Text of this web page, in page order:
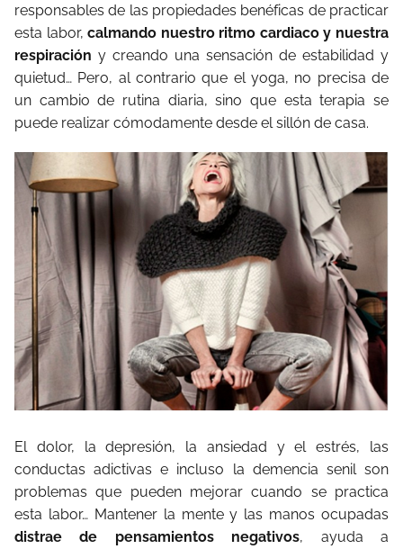
responsables de las propiedades benéficas de practicar
esta labor,calmando nuestro ritmo cardiaco y nuestra
respiración y creando una sensación de estabilidad y
quietud… Pero, al contrario que el yoga, no precisa de
un cambio de rutina diaria, sino que esta terapia se
puede realizar cómodamente desde el sillón de casa.
El dolor, la depresión, la ansiedad y el estrés, las
conductas adictivas e incluso la demencia senil son
problemas que pueden mejorar cuando se practica
esta labor… Mantener la mente y las manos ocupadas
distrae de pensamientos negativos, ayuda a